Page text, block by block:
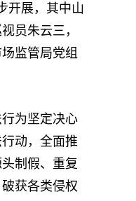
开展，其中山
员朱云三，
监管局党组
为坚定决心
动，全面推
制假、重复
获各类侵权